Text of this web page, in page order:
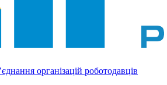
організацій роботодавців